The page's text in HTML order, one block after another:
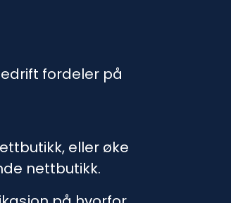
fordeler på
eller øke
nettbutikk.